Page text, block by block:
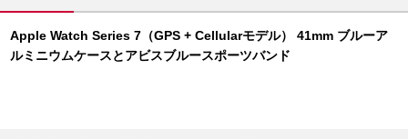
Apple Watch Series 7（GPS + Cellularモデル） 41mm ブルーア
ルミニウムケースとアビスブルースポーツバンド